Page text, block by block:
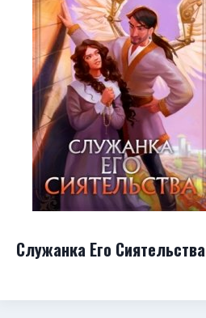
Служанка Его Сиятельства